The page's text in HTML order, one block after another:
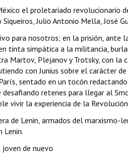
el proletariado revolucionario
Siqueiros, Julio Antonio Mella, José
para nosotros; en la prisión, ante
tinta simpática a la militancia,
Martov, Plejanov y Trotsky, con la
con Junius sobre el carácter
sentado en un tocón
desafiando retenes para llegar al
vivir la experiencia de la
de Lenin, armados del
Lenin.
joven de nuevo